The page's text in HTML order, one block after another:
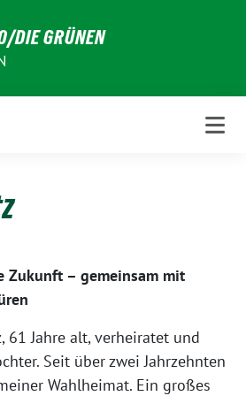
DIE GRÜNEN
Zukunft – gemeinsam mit
61 Jahre alt, verheiratet und
Seit über zwei Jahrzehnten
Wahlheimat. Ein großes